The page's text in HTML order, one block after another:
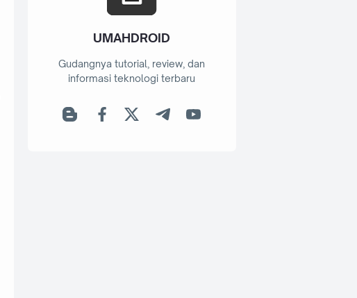
UMAHDROID
Gudangnya tutorial, review, dan
informasi teknologi terbaru